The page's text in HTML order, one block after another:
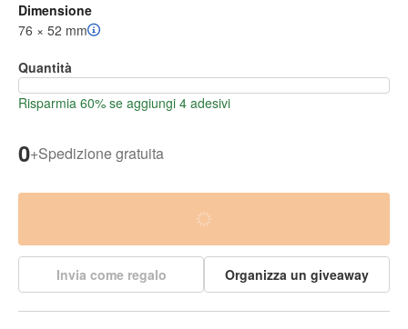
Dimensione
76 × 52 mm
Quantità
Risparmia 60% se aggiungi 4 adesivi
0+Spedizione gratuita
Invia come regalo Organizza un giveaway